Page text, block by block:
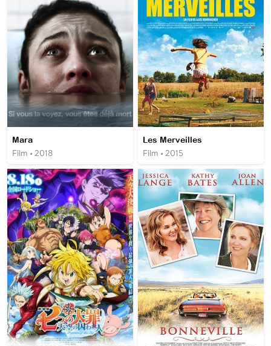
Mara
Film • 2018
Les Merveilles
Film • 2015